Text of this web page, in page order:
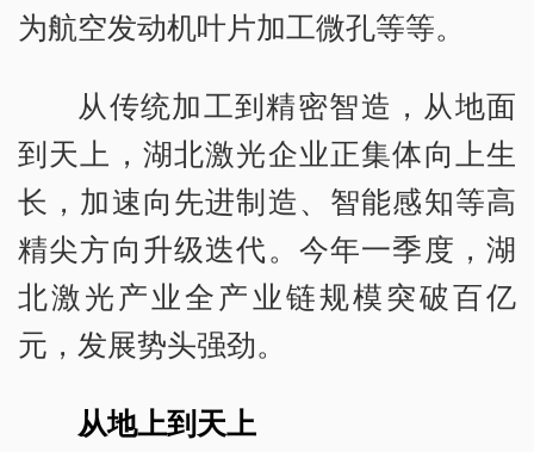
为航空发动机叶片加工微孔等等。
从传统加工到精密智造，从地面
到天上，湖北激光企业正集体向上生
长，加速向先进制造、智能感知等高
精尖方向升级迭代。今年一季度，湖
北激光产业全产业链规模突破百亿
元，发展势头强劲。
从地上到天上